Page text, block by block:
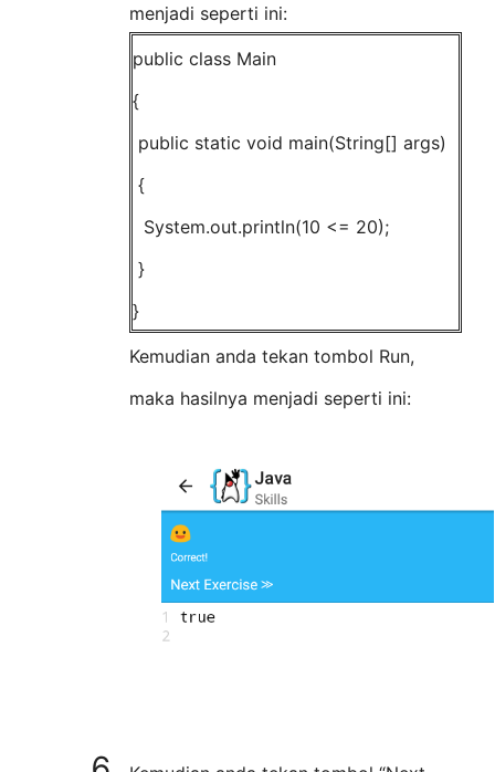
menjadi seperti ini:
public class Main
{
public static void main(String[] args)
{
System.out.println(10 <= 20);
}
}
Kemudian anda tekan tombol Run,
maka hasilnya menjadi seperti ini: